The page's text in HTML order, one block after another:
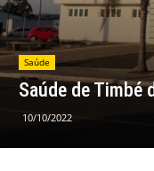
Saúde
Saúde de Timbé
10/10/2022